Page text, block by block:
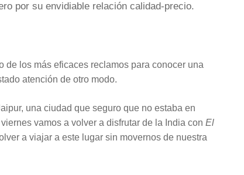
por su envidiable relación calidad-precio.
de los más eficaces reclamos para conocer una
atención de otro modo.
una ciudad que seguro que no estaba en
vamos a volver a disfrutar de la India con El
a viajar a este lugar sin movernos de nuestra